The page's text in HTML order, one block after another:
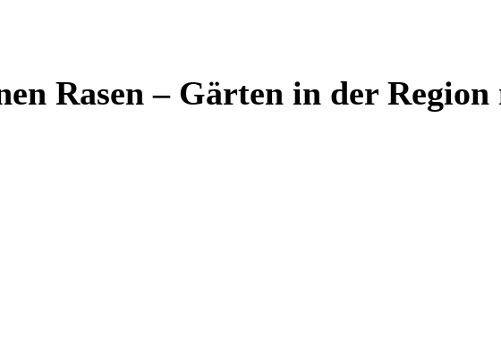
Rasen – Gärten in der Region